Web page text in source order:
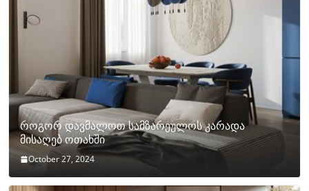
როგორ დავმალოთ სამზარეულოს კარადა
მისაღებ ოთახში
October 27, 2024